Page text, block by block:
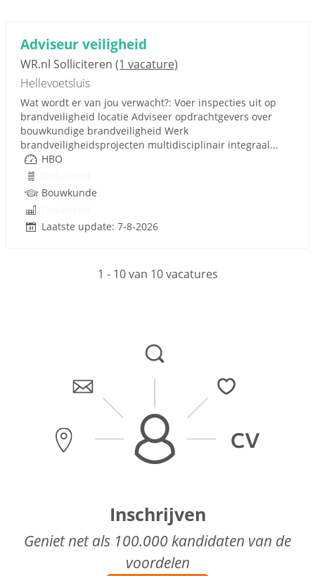
Adviseur veiligheid
WR.nl Solliciteren (1 vacature)
Hellevoetsluis
Wat wordt er van jou verwacht?: Voer inspecties uit op
brandveiligheid locatie Adviseer opdrachtgevers over
bouwkundige brandveiligheid Werk
brandveiligheidsprojecten multidisciplinair integraal...
HBO
Bouwkunde
Laatste update: 7-8-2026
1 - 10 van 10 vacatures
Inschrijven
Geniet net als 100.000 kandidaten van de
voordelen